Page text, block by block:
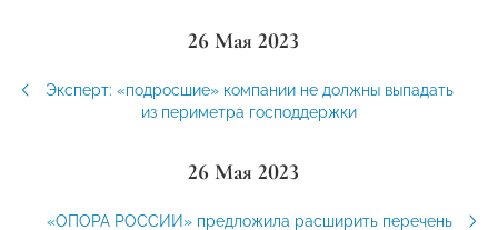
26 Мая 2023
Эксперт: «подросшие» компании не должны выпадать
из периметра господдержки
26 Мая 2023
«ОПОРА РОССИИ» предложила расширить перечень